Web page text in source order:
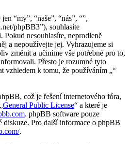
“my”, “naše”, “nás”, “”,
phpBB3”), souhlasíte
nesouhlasíte, neprodleně
a nepoužívejte jej. Vyhrazujeme si
změnit a učiníme vše potřebné pro to,
Přesto je rozumné tyto
vzhledem k tomu, že používáním „“
což je řešení internetového fóra,
General Public License“ a které je
. phpBB software pouze
diskuze. Pro další informace o phpBB
.